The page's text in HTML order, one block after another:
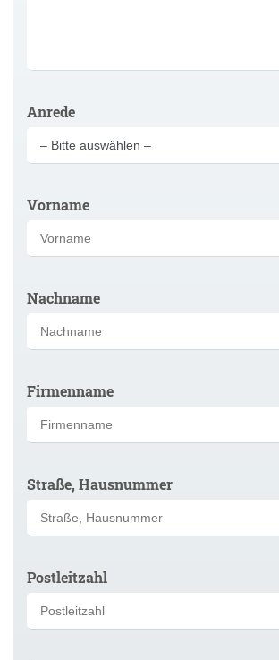
Anrede
Vorname
Nachname
Firmenname
Straße, Hausnummer
Postleitzahl